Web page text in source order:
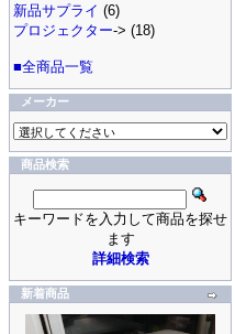
新品サプライ (6)
プロジェクター-> (18)
■全商品一覧
メーカー
商品検索
キーワードを入力して商品を探せ
ます
詳細検索
新着商品